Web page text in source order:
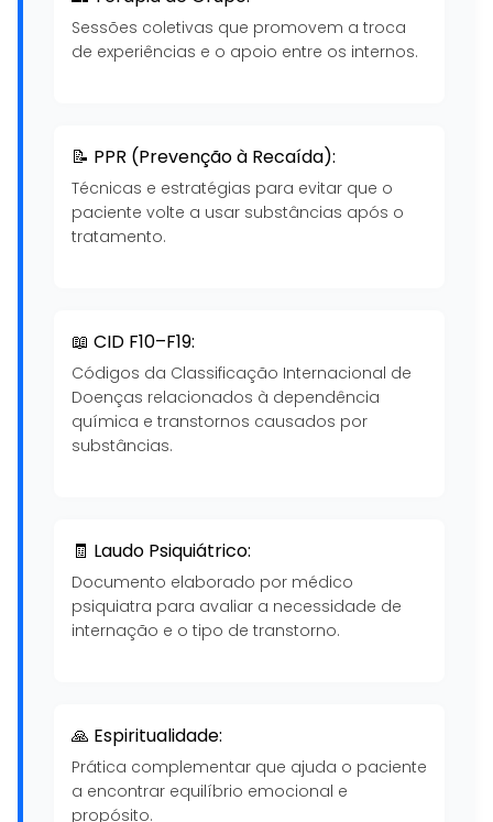
Sessões coletivas que promovem a troca
de experiências e o apoio entre os internos.
📝 PPR (Prevenção à Recaída):
Técnicas e estratégias para evitar que o
paciente volte a usar substâncias após o
tratamento.
📖 CID F10–F19:
Códigos da Classificação Internacional de
Doenças relacionados à dependência
química e transtornos causados por
substâncias.
🧾 Laudo Psiquiátrico:
Documento elaborado por médico
psiquiatra para avaliar a necessidade de
internação e o tipo de transtorno.
🙏 Espiritualidade:
Prática complementar que ajuda o paciente
a encontrar equilíbrio emocional e
propósito.